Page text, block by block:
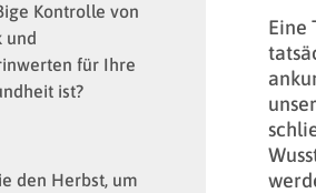
Eine
Kontrolle von
und
für Ihre
ist?
den Herbst, um